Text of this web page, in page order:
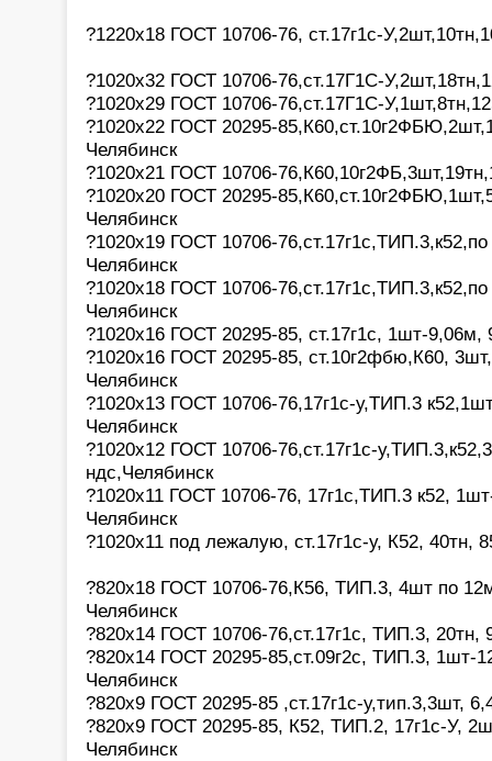
?1220х18 ГОСТ 10706-76, ст.17г1с-
?1020х32 ГОСТ 10706-76,ст.17Г1С-
?1020х29 ГОСТ 10706-76,ст.17Г1С-
?1020х22 ГОСТ 20295-
Челябинск
?1020х21 ГОСТ 10706-
?1020х20 ГОСТ 20295-
Челябинск
?1020х19 ГОСТ 10706-
Челябинск
?1020х18 ГОСТ 10706-
Челябинск
?1020х16 ГОСТ 20295-85, ст.17г1с, 1шт-9,06м,
?1020х16 ГОСТ 20295-85, ст.10г2фбю,К60,
Челябинск
?1020х13 ГОСТ 10706-76,17г1с-у,ТИП.3
Челябинск
?1020х12 ГОСТ 10706-76,ст.17г1с-
ндс,Челябинск
?1020х11 ГОСТ 10706-76, 17г1с,ТИП.3 к52,
Челябинск
?1020х11 под лежалую, ст.17г1с-у, К52, 40тн,
?820х18 ГОСТ 10706-76,К56, ТИП.3, 4шт по
Челябинск
?820х14 ГОСТ 10706-76,ст.17г1с, ТИП.3, 20тн,
?820х14 ГОСТ 20295-85,ст.09г2с, ТИП.3, 1шт-
Челябинск
?820x9 ГОСТ 20295-85 ,ст.17г1с-у,тип.3,3шт,
?820x9 ГОСТ 20295-85, К52, ТИП.2, 17г1с-У,
Челябинск